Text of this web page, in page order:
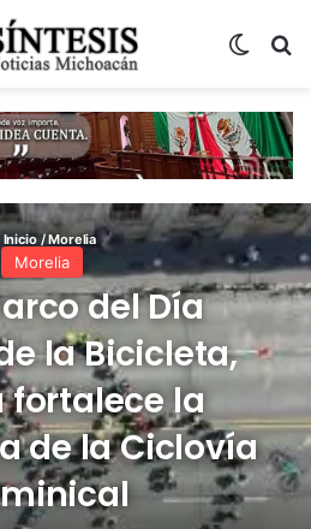
Inicio / Morelia
Morelia
del Día
la Bicicleta,
fortalece la
de la Ciclovía